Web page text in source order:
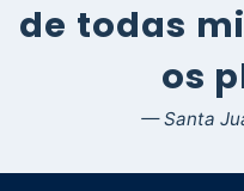
de todas
os
— Santa